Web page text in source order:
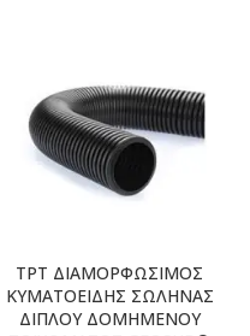
TPT ΔΙΑΜΟΡΦΩΣΙΜΟΣ
ΚΥΜΑΤΟΕΙΔΗΣ ΣΩΛΗΝΑΣ
ΔΙΠΛΟΥ ΔΟΜΗΜΕΝΟΥ